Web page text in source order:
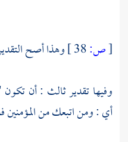
[ص:
وهذا أصح
وفيها تقدير ثالث : أن
أي : ومن اتبعك من المؤمنين